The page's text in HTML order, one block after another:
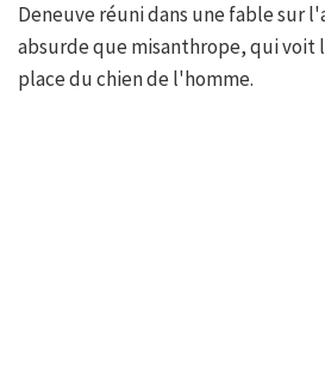
Deneuve réuni dans une fable sur
absurde que misanthrope, qui voit
place du chien de l'homme.